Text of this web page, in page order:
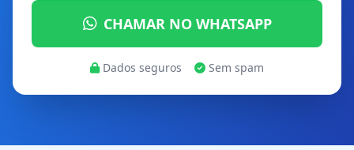
CHAMAR NO WHATSAPP
Dados seguros Sem spam